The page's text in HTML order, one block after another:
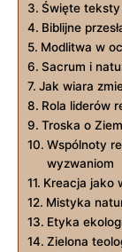
Święte
Biblijne
Modlitwa w
Sacrum i
Jak wiara
Rola liderów
Troska ​o
Wspólnoty
wyzwaniom
Kreacja jako
Mistyka
Etyka
Zielona